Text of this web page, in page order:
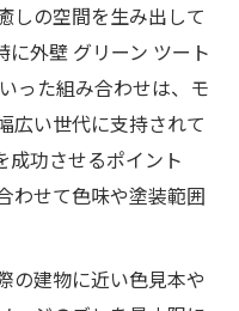
しの空間を生み出して
に外壁 グリーン ツート
った組み合わせは、モ
広い世代に支持されて
成功させるポイント
わせて色味や塗装範囲
の建物に近い色見本や